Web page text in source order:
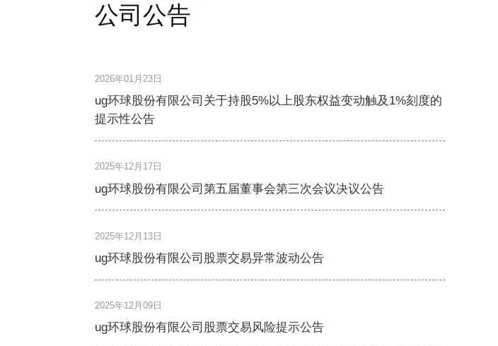
公司公告
2026年01月23日
ug环球股份有限公司关于持股5%以上股东权益变动触及1%刻度的
提示性公告
2025年12月17日
ug环球股份有限公司第五届董事会第三次会议决议公告
2025年12月13日
ug环球股份有限公司股票交易异常波动公告
2025年12月09日
ug环球股份有限公司股票交易风险提示公告